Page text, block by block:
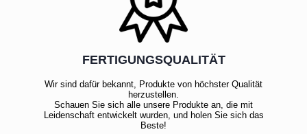
FERTIGUNGSQUALITÄT
Wir sind dafür bekannt, Produkte von höchster Qualität
herzustellen.
Schauen Sie sich alle unsere Produkte an, die mit
Leidenschaft entwickelt wurden, und holen Sie sich das
Beste!